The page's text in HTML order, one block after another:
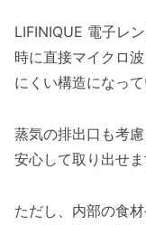
LIFINIQUE 電子レ
時に直接マイクロ
にくい構造になって
蒸気の排出口も考
安心して取り出せま
ただし、内部の食